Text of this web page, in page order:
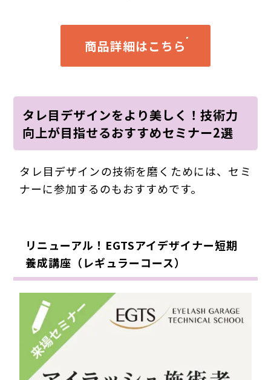
商品詳細はこちら
タレ目デザインをより美しく！技術力
向上が目指せるおすすめセミナー2選
タレ目デザインの技術を磨くためには、セミ
ナーに参加するのもおすすめです。
リニューアル！EGTSアイデザイナー短期
養成講座（レギュラーコース）